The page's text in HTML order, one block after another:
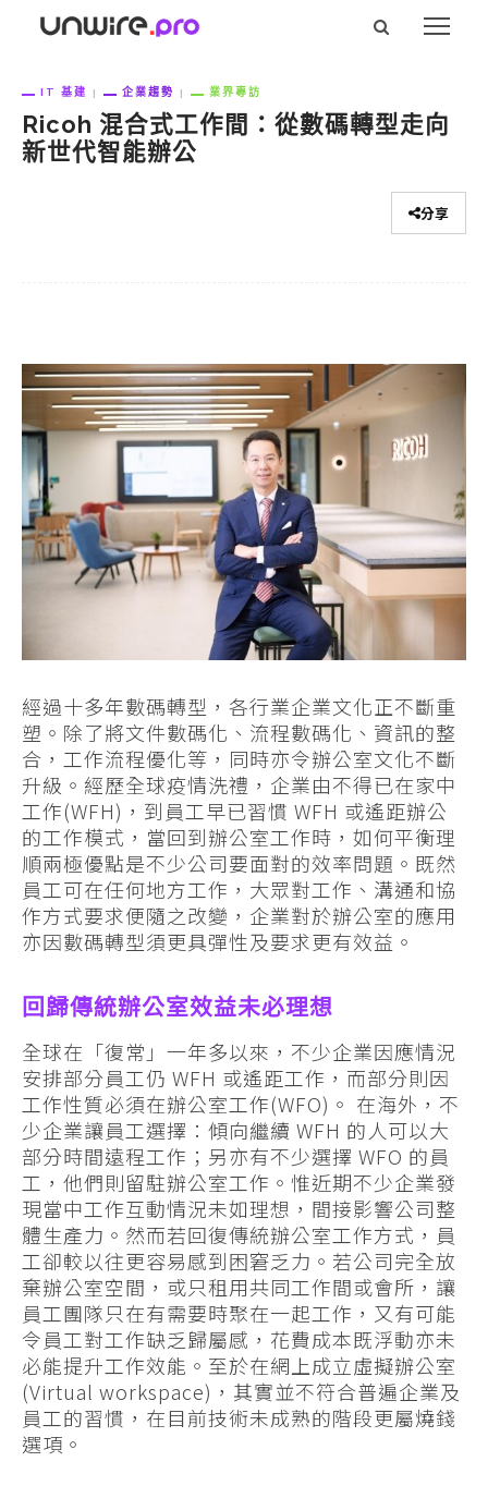
IT 基建 企業趨勢 業界專訪
Ricoh 混合式工作間：從數碼轉型走向
新世代智能辦公
分享
經過十多年數碼轉型，各行業企業文化正不斷重
塑。除了將文件數碼化、流程數碼化、資訊的整
合，工作流程優化等，同時亦令辦公室文化不斷
升級。經歷全球疫情洗禮，企業由不得已在家中
工作(WFH)，到員工早已習慣 WFH 或遙距辦公
的工作模式，當回到辦公室工作時，如何平衡理
順兩極優點是不少公司要面對的效率問題。既然
員工可在任何地方工作，大眾對工作、溝通和協
作方式要求便隨之改變，企業對於辦公室的應用
亦因數碼轉型須更具彈性及要求更有效益。
回歸傳統辦公室效益未必理想
全球在「復常」一年多以來，不少企業因應情況
安排部分員工仍 WFH 或遙距工作，而部分則因
工作性質必須在辦公室工作(WFO)。 在海外，不
少企業讓員工選擇：傾向繼續 WFH 的人可以大
部分時間遠程工作；另亦有不少選擇 WFO 的員
工，他們則留駐辦公室工作。惟近期不少企業發
現當中工作互動情況未如理想，間接影響公司整
體生產力。然而若回復傳統辦公室工作方式，員
工卻較以往更容易感到困窘乏力。若公司完全放
棄辦公室空間，或只租用共同工作間或會所，讓
員工團隊只在有需要時聚在一起工作，又有可能
令員工對工作缺乏歸屬感，花費成本既浮動亦未
必能提升工作效能。至於在網上成立虛擬辦公室
(Virtual workspace)，其實並不符合普遍企業及
員工的習慣，在目前技術未成熟的階段更屬燒錢
選項。